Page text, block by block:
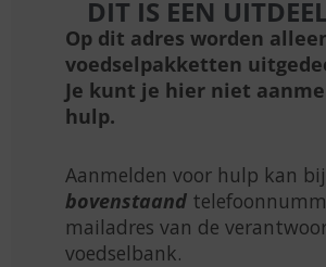
DIT IS EEN
Op dit adres worden
voedselpakketten
Je kunt je hier niet
hulp.
Aanmelden voor hulp kan bij
bovenstaand
mailadres van de
voedselbank.